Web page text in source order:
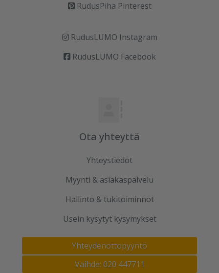
RudusPiha Pinterest
RudusLUMO Instagram
RudusLUMO Facebook
Ota yhteyttä
Yhteystiedot
Myynti & asiakaspalvelu
Hallinto & tukitoiminnot
Usein kysytyt kysymykset
Yhteydenottopyyntö
Vaihde: 020 447711